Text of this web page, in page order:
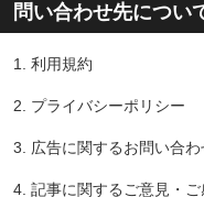
問い合わせ先につい
1. 利用規約
2. プライバシーポリシー
3. 広告に関するお問い合わ
4. 記事に関するご意見・ご